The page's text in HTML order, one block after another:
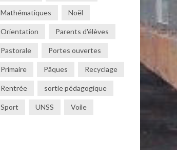
Mathématiques Noël
Orientation Parents d'élèves
Pastorale Portes ouvertes
Primaire Pâques Recyclage
Rentrée sortie pédagogique
Sport UNSS Voile